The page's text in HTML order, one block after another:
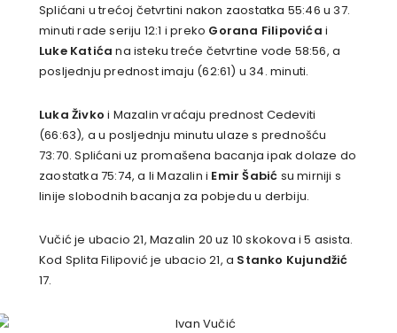
Splićani u trećoj četvrtini nakon zaostatka 55:46 u 37.
minuti rade seriju 12:1 i preko Gorana Filipovića i
Luke Katića na isteku treće četvrtine vode 58:56, a
posljednju prednost imaju (62:61) u 34. minuti.
Luka Živko i Mazalin vraćaju prednost Cedeviti
(66:63), a u posljednju minutu ulaze s prednošću
73:70. Splićani uz promašena bacanja ipak dolaze do
zaostatka 75:74, a li Mazalin i Emir Šabić su mirniji s
linije slobodnih bacanja za pobjedu u derbiju.
Vučić je ubacio 21, Mazalin 20 uz 10 skokova i 5 asista.
Kod Splita Filipović je ubacio 21, a Stanko Kujundžić
17.